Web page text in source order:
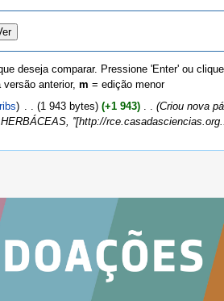
deseja comparar. Pressione 'Enter' ou
anterior, m = edição menor
) (1 943 bytes) (+1 943)
(Criou nova
''[http://